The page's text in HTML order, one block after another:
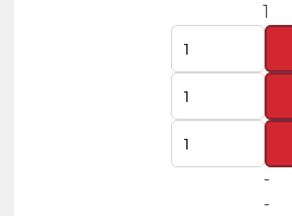
1
-
-